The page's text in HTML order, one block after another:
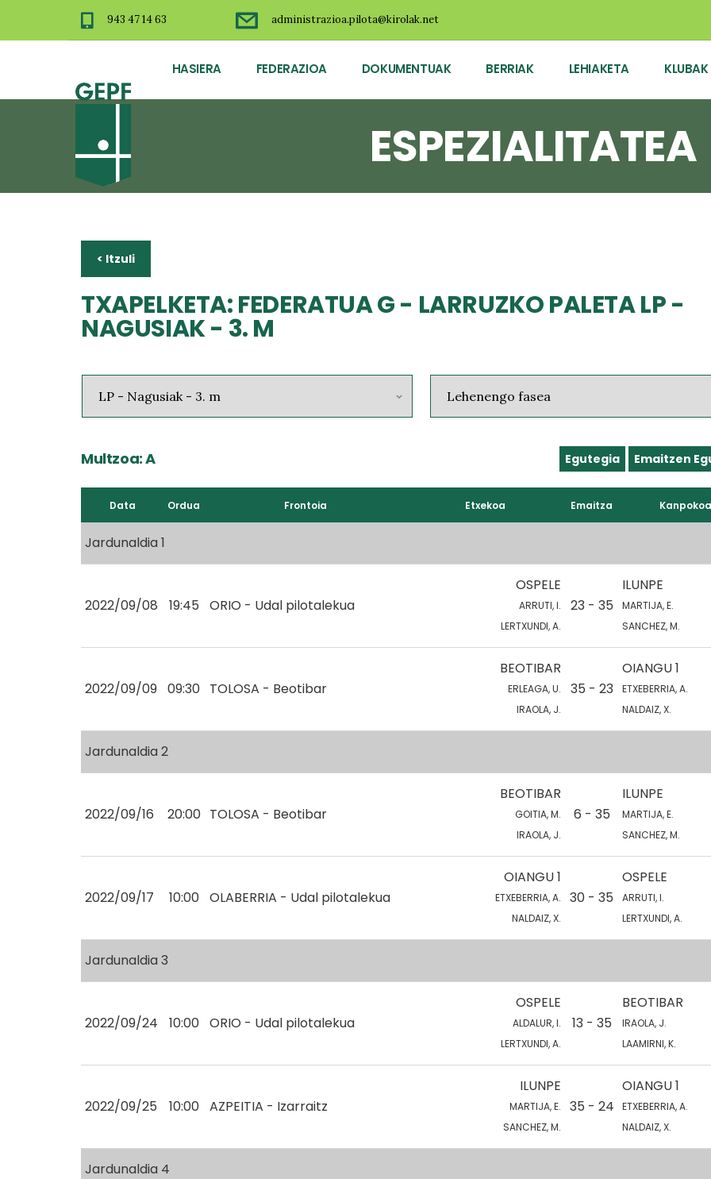
943 47 14 63 administrazioa.pilota@kirolak.net
HASIERA FEDERAZIOA DOKUMENTUAK BERRIAK LEHIAKETA KLUBAK
ESPEZIALITATEA
< Itzuli
TXAPELKETA: FEDERATUA G - LARRUZKO PALETA LP -
NAGUSIAK - 3. M
Multzoa: A Egutegia Emaitzen
Data Ordua Frontoia Etxekoa Emaitza Kanpokoa
Jardunaldia 1
2022/09/08 19:45 ORIO - Udal pilotalekua
OSPELE
ARRUTI, I.
LERTXUNDI, A.
23 - 35
ILUNPE
MARTIJA, E.
SANCHEZ, M.
2022/09/09 09:30 TOLOSA - Beotibar
BEOTIBAR
ERLEAGA, U.
IRAOLA, J.
35 - 23
OIANGU 1
ETXEBERRIA, A.
NALDAIZ, X.
Jardunaldia 2
2022/09/16 20:00 TOLOSA - Beotibar
BEOTIBAR
GOITIA, M.
IRAOLA, J.
6 - 35
ILUNPE
MARTIJA, E.
SANCHEZ, M.
2022/09/17 10:00 OLABERRIA - Udal pilotalekua
OIANGU 1
ETXEBERRIA, A.
NALDAIZ, X.
30 - 35
OSPELE
ARRUTI, I.
LERTXUNDI, A.
Jardunaldia 3
2022/09/24 10:00 ORIO - Udal pilotalekua
OSPELE
ALDALUR, I.
LERTXUNDI, A.
13 - 35
BEOTIBAR
IRAOLA, J.
LAAMIRNI, K.
2022/09/25 10:00 AZPEITIA - Izarraitz
ILUNPE
MARTIJA, E.
SANCHEZ, M.
35 - 24
OIANGU 1
ETXEBERRIA, A.
NALDAIZ, X.
Jardunaldia 4